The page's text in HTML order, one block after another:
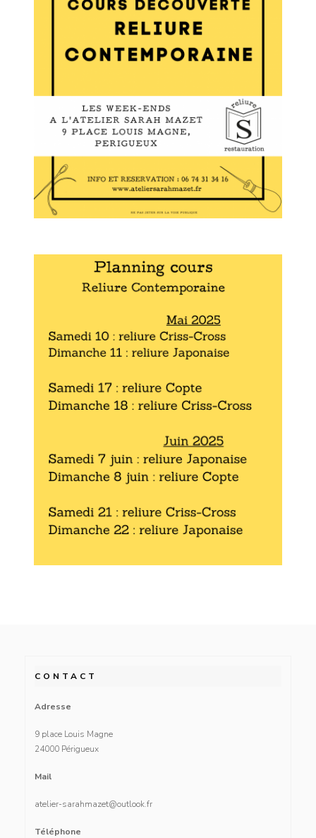
CONTACT
Adresse
9 place Louis Magne
24000 Périgueux
Mail
atelier-sarahmazet@outlook.fr
Téléphone